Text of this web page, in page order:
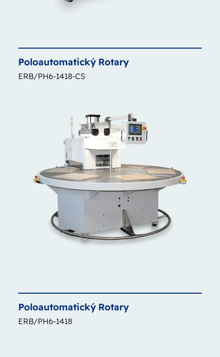
Poloautomatický Rotary
ERB/PH6-1418-CS
Poloautomatický Rotary
ERB/PH6-1418